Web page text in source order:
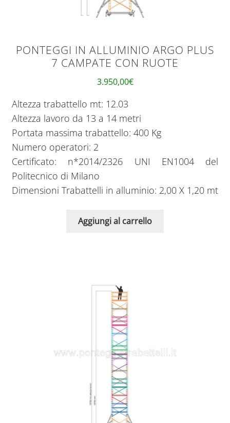
PONTEGGI IN ALLUMINIO ARGO PLUS
7 CAMPATE CON RUOTE
3.950,00€
Altezza trabattello mt: 12.03
Altezza lavoro da 13 a 14 metri
Portata massima trabattello: 400 Kg
Numero operatori: 2
Certificato: n*2014/2326 UNI EN1004 del
Politecnico di Milano
Dimensioni Trabattelli in alluminio: 2,00 X 1,20 mt
Aggiungi al carrello